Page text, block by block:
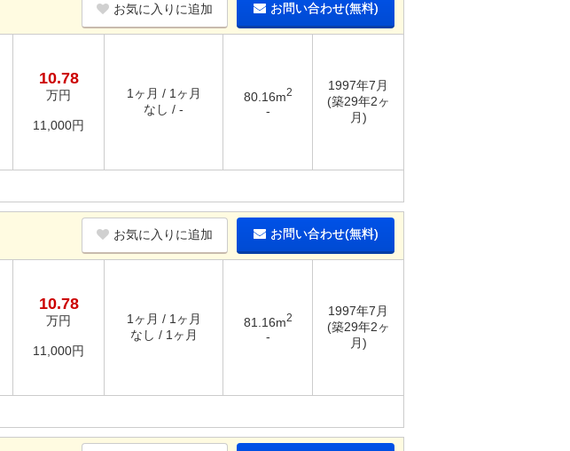
お気に入りに追加 お問い合わせ(無料)
10.78
万円
11,000円
1ヶ月 / 1ヶ月
なし / -
80.16m2
-
1997年7月
(築29年2ヶ
月)
お気に入りに追加 お問い合わせ(無料)
10.78
万円
11,000円
1ヶ月 / 1ヶ月
なし / 1ヶ月
81.16m2
-
1997年7月
(築29年2ヶ
月)